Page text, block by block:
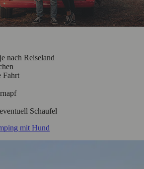
nach Reiseland
Fahrt
Schaufel
mit Hund